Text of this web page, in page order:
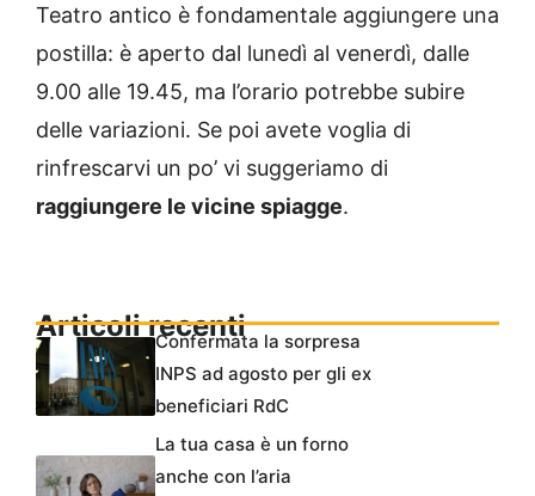
Teatro antico è fondamentale aggiungere una
postilla: è aperto dal lunedì al venerdì, dalle
9.00 alle 19.45, ma l’orario potrebbe subire
delle variazioni. Se poi avete voglia di
rinfrescarvi un po’ vi suggeriamo di
raggiungere le vicine spiagge.
Articoli recentiConfermata la sorpresa
INPS ad agosto per gli ex
beneficiari RdC
La tua casa è un forno
anche con l’aria